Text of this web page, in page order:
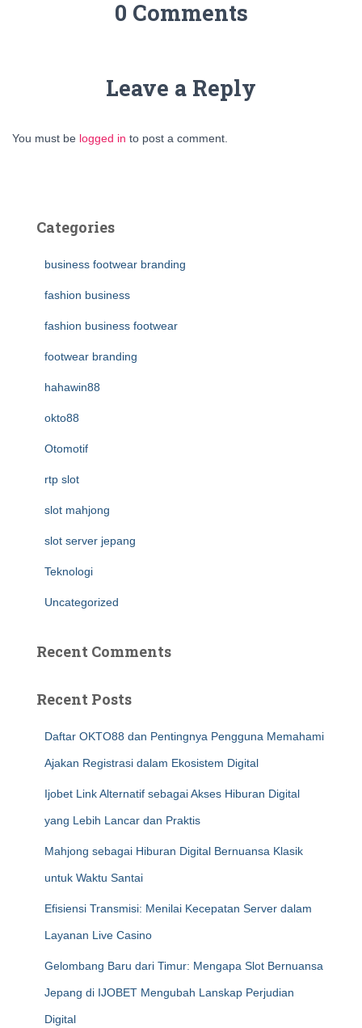
0 Comments
Leave a Reply
You must be logged in to post a comment.
Categories
business footwear branding
fashion business
fashion business footwear
footwear branding
hahawin88
okto88
Otomotif
rtp slot
slot mahjong
slot server jepang
Teknologi
Uncategorized
Recent Comments
Recent Posts
Daftar OKTO88 dan Pentingnya Pengguna Memahami
Ajakan Registrasi dalam Ekosistem Digital
Ijobet Link Alternatif sebagai Akses Hiburan Digital
yang Lebih Lancar dan Praktis
Mahjong sebagai Hiburan Digital Bernuansa Klasik
untuk Waktu Santai
Efisiensi Transmisi: Menilai Kecepatan Server dalam
Layanan Live Casino
Gelombang Baru dari Timur: Mengapa Slot Bernuansa
Jepang di IJOBET Mengubah Lanskap Perjudian
Digital